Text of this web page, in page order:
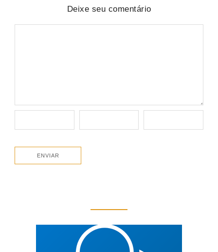
Deixe seu comentário